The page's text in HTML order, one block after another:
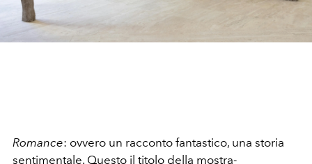
Romance: ovvero un racconto fantastico, una storia
sentimentale. Questo il titolo della mostra-